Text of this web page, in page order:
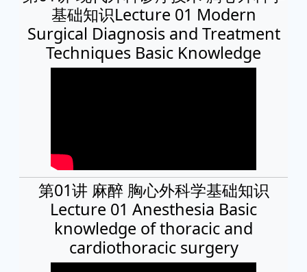
基础知识Lecture 01 Modern
Surgical Diagnosis and Treatment
Techniques Basic Knowledge
第01讲 麻醉 胸心外科学基础知识
Lecture 01 Anesthesia Basic
knowledge of thoracic and
cardiothoracic surgery